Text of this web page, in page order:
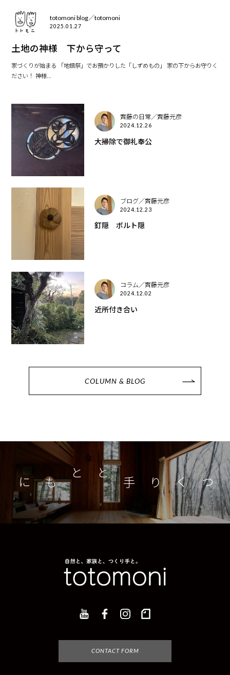
totomoni blog／totomoni
2025.01.27
土地の神様 下から守って
家づくりが始まる 「地鎮祭」でお預かりした「しずめもの」 家の下からお守りく
ださい！ 神様...
齊藤の日常／齊藤元彦
2024.12.26
大掃除で御礼奉公
ブログ／齊藤元彦
2024.12.23
釘隠 ボルト隠
コラム／齊藤元彦
2024.12.02
近所付き合い
COLUMN & BLOG
つくり手とともに
CONTACT FORM